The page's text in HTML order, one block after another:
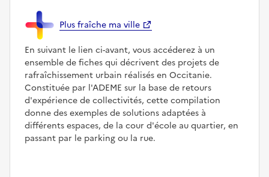
Plus fraîche ma ville
En suivant le lien ci-avant, vous accéderez à un
ensemble de fiches qui décrivent des projets de
rafraîchissement urbain réalisés en Occitanie.
Constituée par l'ADEME sur la base de retours
d'expérience de collectivités, cette compilation
donne des exemples de solutions adaptées à
différents espaces, de la cour d'école au quartier, en
passant par le parking ou la rue.